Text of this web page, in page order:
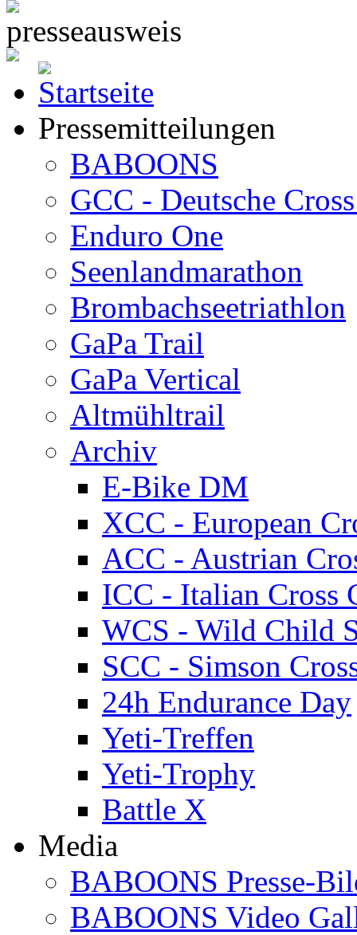
Pressemitteilungen
BABOONS
GCC - Deutsche
Enduro One
Seenlandmarathon
Brombachseetriathlon
GaPa Trail
GaPa Vertical
Altmühltrail
Archiv
E-Bike DM
XCC - European
ACC - Austrian
ICC - Italian Cross
WCS - Wild Child
SCC - Simson
24h Endurance Day
Yeti-Treffen
Yeti-Trophy
Battle X
Media
BABOONS Presse-
BABOONS Video